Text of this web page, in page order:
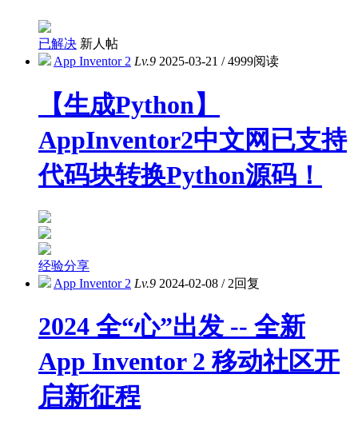
已解决 新人帖
App Inventor 2 Lv.9 2025-03-21 /4999阅读
【生成Python】
AppInventor2中文网已支持
代码块转换Python源码！
经验分享
App Inventor 2 Lv.9 2024-02-08 /2回复
2024 全“心”出发 -- 全新
App Inventor 2 移动社区开
启新征程